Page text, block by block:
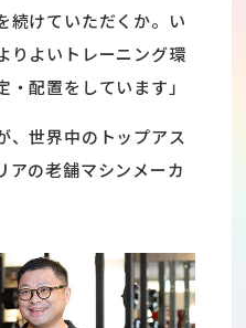
続けていただくか。い
りよいトレーニング環
配置をしています」
、世界中のトップアス
アの老舗マシンメーカ